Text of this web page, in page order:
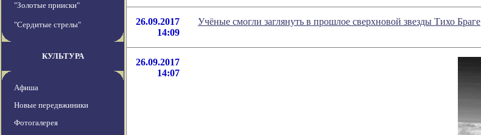
"Золотые прииски"
"Сердитые стрелы"
КУЛЬТУРА
Афиша
Новые передвжиники
Фотогалерея
26.09.2017
14:09
Учёные смогли заглянуть в прошлое сверхновой звезды Тихо Браге
26.09.2017
14:07